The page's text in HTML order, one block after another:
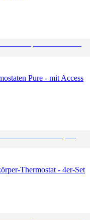
Pure - mit Access
Thermostat - 4er-Set